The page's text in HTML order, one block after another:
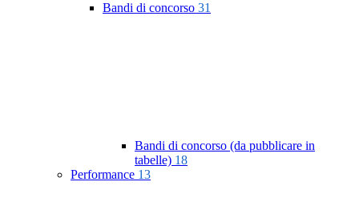
Bandi di concorso 31
Bandi di concorso (da pubblicare in
tabelle) 18
Performance 13